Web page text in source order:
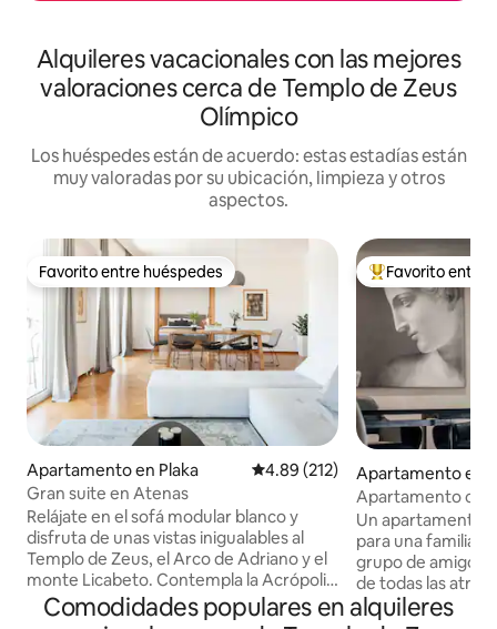
Alquileres vacacionales con las mejores
valoraciones cerca de Templo de Zeus
Olímpico
Los huéspedes están de acuerdo: estas estadías están
muy valoradas por su ubicación, limpieza y otros
aspectos.
Favorito entre huéspedes
Favorito entre huéspedes
Apartamento en Plaka Calificación promedio: 4.89 de
4.89 (212)
Gran suite en Atenas
Relájate en el sofá modular blanco y
disfruta de unas vistas inigualables al
Templo de Zeus, el Arco de Adriano y el
monte Licabeto. Contempla la Acrópolis
desde una posición única mientras
disfrutas de una copa de vino. Las sillas
Favorito entre
Favorito entre
Apartamento en
Apartamento con
al Templo de Zeus
Un apartamento
para una familia
grupo de amigos,
de todas las
Partenón y del
Comodidades populares en alquileres